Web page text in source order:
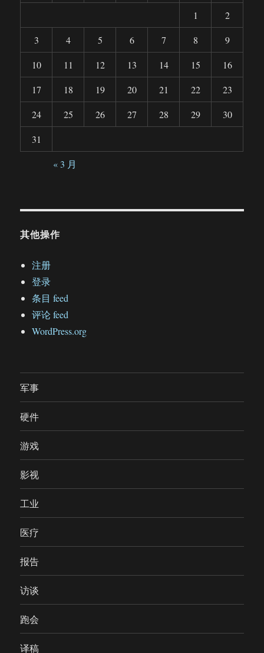
1
2
3
4 5 6 7 8
9
10
11 12 13 14 15
16
17
18 19 20 21 22
23
24
25 26 27 28 29
30
31
« 3 月
其他操作
注册
登录
条目 feed
评论 feed
WordPress.org
军事
硬件
游戏
影视
工业
医疗
报告
访谈
跑会
译稿